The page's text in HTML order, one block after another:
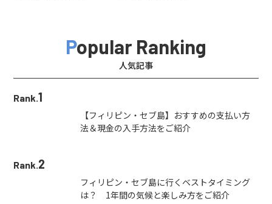
Popular Ranking
人気記事
Rank.1
【フィリピン・セブ島】おすすめの支払い方
法＆現金の入手方法をご紹介
Rank.2
フィリピン・セブ島に行くベストタイミング
は？ 1年間の気候と楽しみ方をご紹介